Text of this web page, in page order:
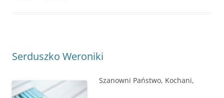
Serduszko Weroniki
Szanowni Państwo, Kochani,